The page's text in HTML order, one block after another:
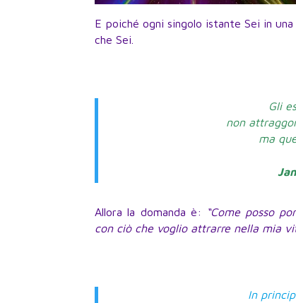
E poiché ogni singolo istante Sei in
che Sei.
Gli
non
ma
Allora la domanda è:
“Come posso
con ciò che voglio attrarre nella mia
In